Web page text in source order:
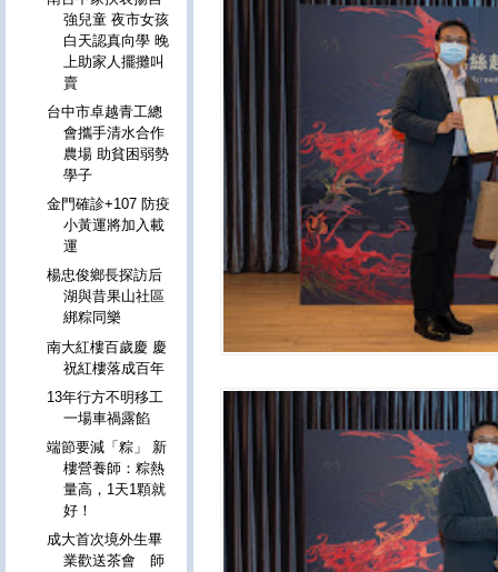
強兒童 夜市女孩
白天認真向學 晚
上助家人擺攤叫
賣
台中市卓越青工總
會攜手清水合作
農場 助貧困弱勢
學子
金門確診+107 防疫
小黃運將加入載
運
楊忠俊鄉長探訪后
湖與昔果山社區
綁粽同樂
南大紅樓百歲慶 慶
祝紅樓落成百年
13年行方不明移工
一場車禍露餡
端節要減「粽」 新
樓營養師：粽熱
量高，1天1顆就
好！
成大首次境外生畢
業歡送茶會 師